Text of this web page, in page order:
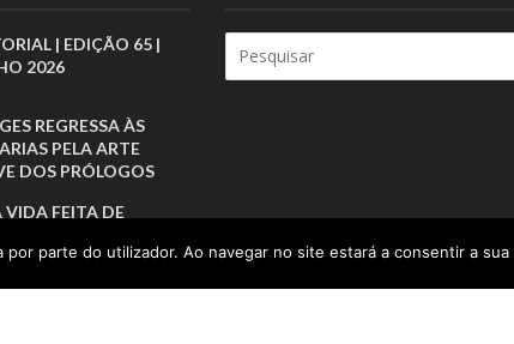
| EDIÇÃO 65 |
2026
REGRESSA ÀS
PELA ARTE
DOS PRÓLOGOS
VIDA FEITA DE
NO
parte do utilizador. Ao navegar no site estará a consentir a sua